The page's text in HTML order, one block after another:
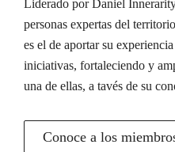
Liderado por Daniel
personas expertas del
es el de aportar su
iniciativas, fortaleciendo y
una de ellas, a tavés de su
Conoce a los